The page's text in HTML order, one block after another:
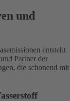
und
entsteht
Partner der
die schonend mit